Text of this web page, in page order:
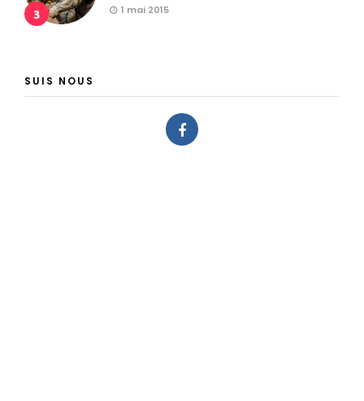
3 1 mai 2015
SUIS NOUS